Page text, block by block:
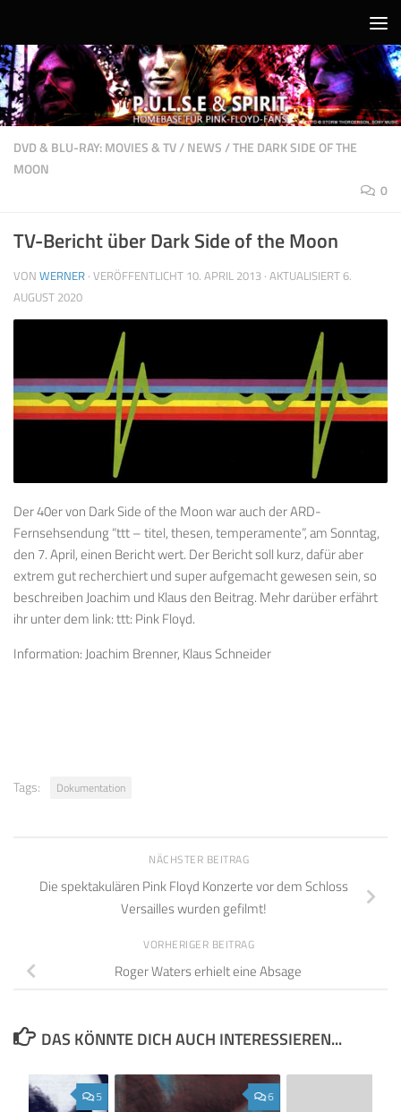
DVD & BLU-RAY: MOVIES & TV/NEWS/THE DARK SIDE OF THE
MOON
0
TV-Bericht über Dark Side of the Moon
VON WERNER · VERÖFFENTLICHT 10. APRIL 2013 · AKTUALISIERT6.
AUGUST 2020
Der 40er von Dark Side of the Moon war auch der ARD-
Fernsehsendung “ttt – titel, thesen, temperamente”, am Sonntag,
den 7. April, einen Bericht wert. Der Bericht soll kurz, dafür aber
extrem gut recherchiert und super aufgemacht gewesen sein, so
beschreiben Joachim und Klaus den Beitrag. Mehr darüber erfährt
ihr unter dem link: ttt: Pink Floyd.
Information: Joachim Brenner, Klaus Schneider
Tags: Dokumentation
NÄCHSTER BEITRAG
Die spektakulären Pink Floyd Konzerte vor dem Schloss
Versailles wurden gefilmt!
VORHERIGER BEITRAG
Roger Waters erhielt eine Absage
DAS KÖNNTE DICH AUCH INTERESSIEREN...
6
5